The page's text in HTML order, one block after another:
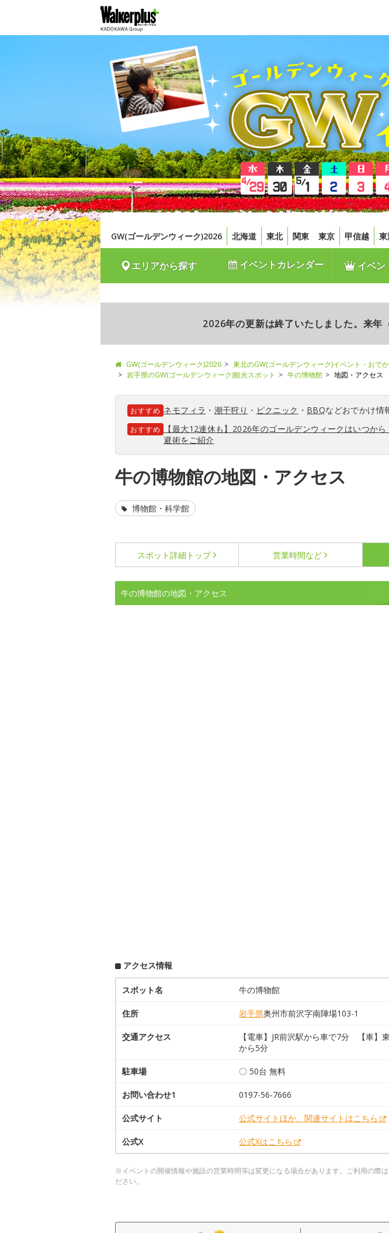
GW(ゴールデンウィーク)2026 北海道 東北 関東 東京 甲信越
エリアから探す イベントカレンダー イベン
2026年の更新は終了いたしました。来年
GW(ゴールデンウィーク)2026 東北のGW(ゴールデンウィーク)イベント・おで
岩手県のGW(ゴールデンウィーク)観光スポット
牛の博物館 地図・アクセス
おすすめ ネモフィラ ・ 潮干狩り ・ ピクニック ・ BBQなどおでかけ情
おすすめ
【最大12連休も】2026年のゴールデンウィークはいつか
避術をご紹介
牛の博物館の地図・アクセス
博物館・科学館
スポット詳細 トップ 営業時間など
牛の博物館の地図・アクセス
アクセス情報
スポット名 牛の博物館
住所 岩手県奥州市前沢字南陣場103-1
交通アクセス
【電車】JR前沢駅から車で7分 【車】
から5分
駐車場 〇 50台 無料
お問い合わせ1 0197-56-7666
公式サイト 公式サイトほか、関連サイトはこちら
公式X 公式Xはこちら
※イベントの開催情報や施設の営業時間等は変更になる場合があります。ご利用の際
ださい。